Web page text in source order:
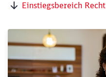
Einstiegsbereich Recht